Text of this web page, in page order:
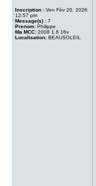
Inscription : Ven Fév 20, 2026
12:57 pm
Message(s) : 7
Prenom: Philippe
Ma MCC: 2008 1.6 16v
Localisation: BEAUSOLEIL